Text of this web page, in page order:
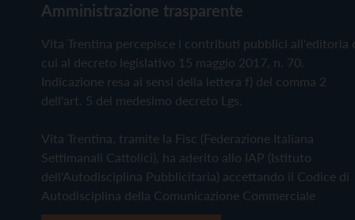
Amministrazione trasparente
Vita Trentina percepisce i contributi pubblici all'editoria
cui al decreto legislativo 15 maggio 2017, n. 70.
Indicazione resa ai sensi della lettera f) del comma 2
dell'art. 5 del medesimo decreto Lgs.
Vita Trentina, tramite la Fisc (Federazione Italiana
Settimanali Cattolici), ha aderito allo IAP (Istituto
dell'Autodisciplina Pubblicitaria) accettando il Codice di
Autodisciplina della Comunicazione Commerciale